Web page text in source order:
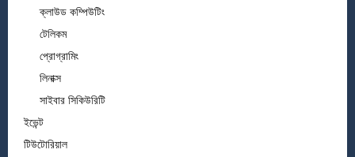
ক্লাউড কম্পিউটিং
টেলিকম
প্রোগ্রামিং
লিনাক্স
সাইবার সিকিউরিটি
ইভেন্ট
টিউটোরিয়াল